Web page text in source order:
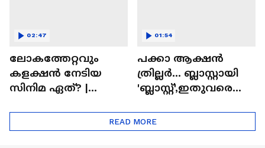
ലോകത്തേറ്റവും
കളക്ഷൻ നേടിയ
സിനിമ ഏത്? |
02:47
പക്കാ ആക്ഷൻ
ത്രില്ലർ... ബ്ലാസ്റ്റായി
'ബ്ലാസ്റ്റ്',ഇതുവരെയു
റിപ്പോർട്ട് പുറത്ത് |
Blast
01:54
READ MORE